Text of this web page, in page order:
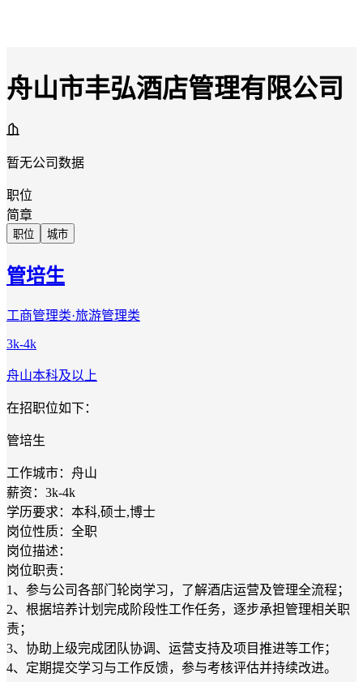
舟山市丰弘酒店管理有限公司
暂无公司数据
职位
简章
职位 城市
管培生
工商管理类·旅游管理类
3k-4k
舟山本科及以上
在招职位如下：
管培生
工作城市：舟山
薪资：3k-4k
学历要求：本科,硕士,博士
岗位性质：全职
岗位描述：
岗位职责：
1、参与公司各部门轮岗学习，了解酒店运营及管理全流程；
2、根据培养计划完成阶段性工作任务，逐步承担管理相关职
责；
3、协助上级完成团队协调、运营支持及项目推进等工作；
4、定期提交学习与工作反馈，参与考核评估并持续改进。